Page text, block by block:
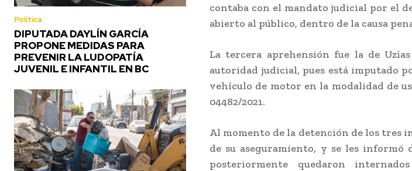
Política
DIPUTADA DAYLÍN GARCÍA
PROPONE MEDIDAS PARA
PREVENIR LA LUDOPATÍA
JUVENIL E INFANTIL EN BC
contaba con el mandato judicial por el
abierto al público, dentro de la causa
La tercera aprehensión fue la de
autoridad judicial, pues está imputado
vehículo de motor en la modalidad de
04482/2021.
Al momento de la detención de los tres
de su aseguramiento, y se les informó
posteriormente quedaron